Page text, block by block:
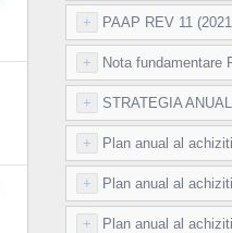
+ PAAP REV 11
+ Nota fundamentare
+ STRATEGIA
+ Plan anual al
+ Plan anual al
+ Plan anual al